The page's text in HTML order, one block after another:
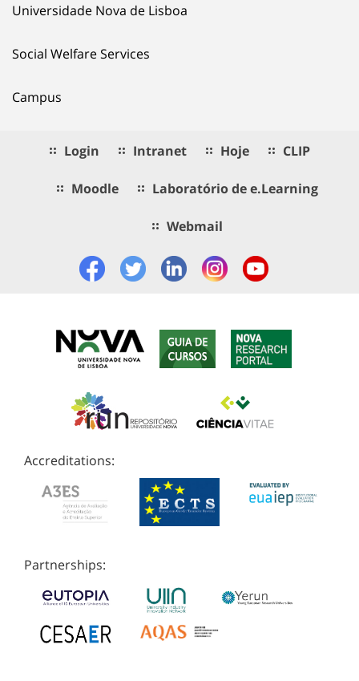
Universidade Nova de Lisboa
Social Welfare Services
Campus
Login Intranet Hoje CLIP
Moodle Laboratório de e.Learning
Webmail
Accreditations:
Partnerships: